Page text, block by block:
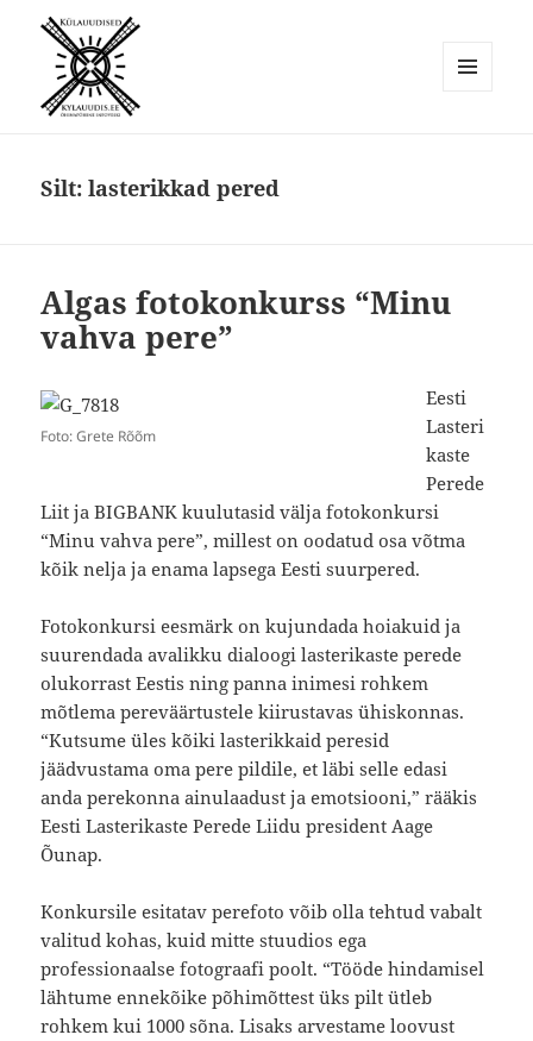
Silt:lasterikkad pered
Algas fotokonkurss “Minu
vahva pere”
Foto: Grete Rõõm
Eesti
Lasteri
kaste
Perede
Liit ja BIGBANK kuulutasid välja fotokonkursi
“Minu vahva pere”, millest on oodatud osa võtma
kõik nelja ja enama lapsega Eesti suurpered.
Fotokonkursi eesmärk on kujundada hoiakuid ja
suurendada avalikku dialoogi lasterikaste perede
olukorrast Eestis ning panna inimesi rohkem
mõtlema pereväärtustele kiirustavas ühiskonnas.
“Kutsume üles kõiki lasterikkaid peresid
jäädvustama oma pere pildile, et läbi selle edasi
anda perekonna ainulaadust ja emotsiooni,” rääkis
Eesti Lasterikaste Perede Liidu president Aage
Õunap.
Konkursile esitatav perefoto võib olla tehtud vabalt
valitud kohas, kuid mitte stuudios ega
professionaalse fotograafi poolt. “Tööde hindamisel
lähtume ennekõike põhimõttest üks pilt ütleb
rohkem kui 1000 sõna. Lisaks arvestame loovust